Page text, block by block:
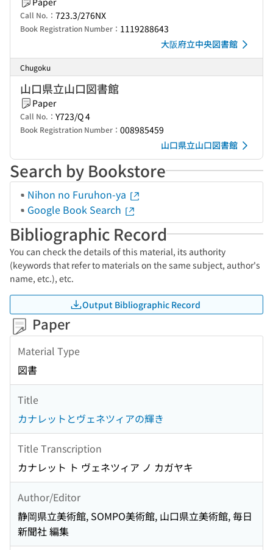
Call No.： 723.3/276NX
Book Registration Number： 1119288643
大阪府立中央図書館
Chugoku
山口県立山口図書館
Paper
Call No.： Y723/Q 4
Book Registration Number： 008985459
山口県立山口図書館
Search by Bookstore
Nihon no Furuhon-ya
Google Book Search
Bibliographic Record
You can check the details of this material, its authority
(keywords that refer to materials on the same subject, author's
name, etc.), etc.
Output Bibliographic Record
Paper
Material Type
図書
Title
カナレットとヴェネツィアの輝き
Title Transcription
カナレット ト ヴェネツィア ノ カガヤキ
Author/Editor
静岡県立美術館, SOMPO美術館, 山口県立美術館, 毎日
新聞社 編集